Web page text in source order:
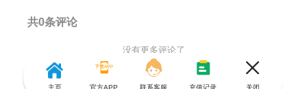
共0条评论
没有更多评论了
主页 官方APP 联系客服 充值记录 关闭